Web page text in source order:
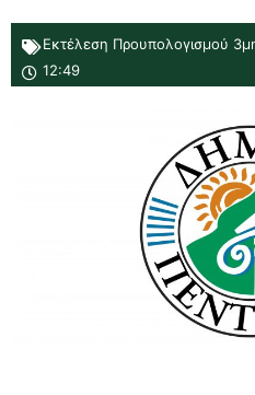
Εκτέλεση Προυπολογισμού
12:49